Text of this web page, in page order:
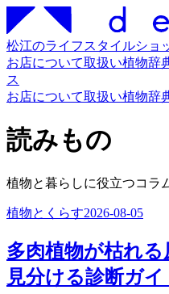
松江のライフスタイルショ
お店について取扱い植物辞
ス
お店について取扱い植物辞
読みもの
植物と暮らしに役立つコラ
植物とくらす2026-08-05
多肉植物が枯れ
見分ける診断ガイ